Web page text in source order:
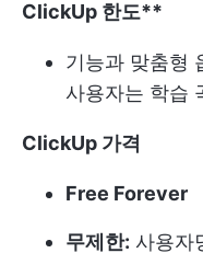
ClickUp 한도**
기능과 맞춤형
사용자는 학습
ClickUp 가격
Free Forever
무제한: 사용자